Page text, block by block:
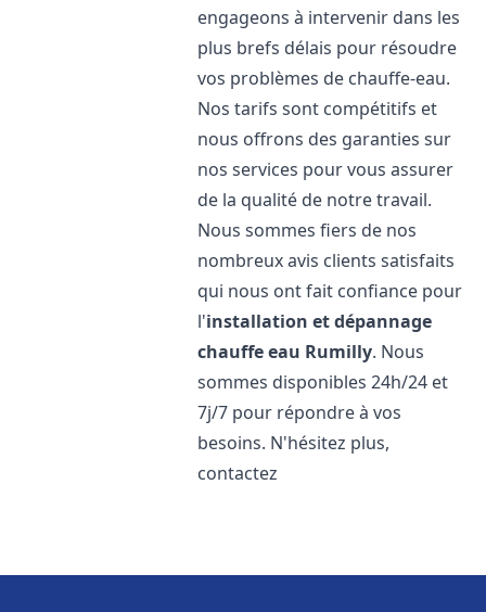
engageons à intervenir dans les
plus brefs délais pour résoudre
vos problèmes de chauffe-eau.
Nos tarifs sont compétitifs et
nous offrons des garanties sur
nos services pour vous assurer
de la qualité de notre travail.
Nous sommes fiers de nos
nombreux avis clients satisfaits
qui nous ont fait confiance pour
l'installation et dépannage
chauffe eau Rumilly. Nous
sommes disponibles 24h/24 et
7j/7 pour répondre à vos
besoins. N'hésitez plus,
contactez